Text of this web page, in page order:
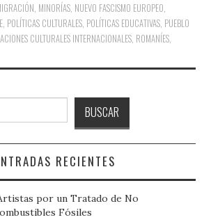
MINORÍAS NUEVO FASCISMO EUROPEO
POLÍTICAS CULTURALES POLÍTICAS EDUCATIVAS PUEBLO
CULTURALES INTERNACIONALES ROMANÍES
BUSCAR
RECIENTES
por un Tratado de No
Fósiles